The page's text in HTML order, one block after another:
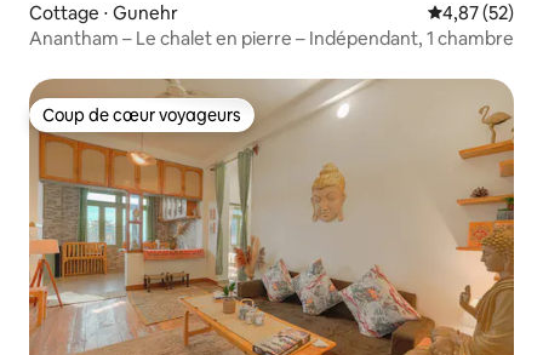
Cottage ⋅ Gunehr Évaluation
4,87 (52)
Anantham – Le chalet en pierre – Indépendant, 1 chambre
Coup de cœur voyageurs
Coup de cœur voyageurs